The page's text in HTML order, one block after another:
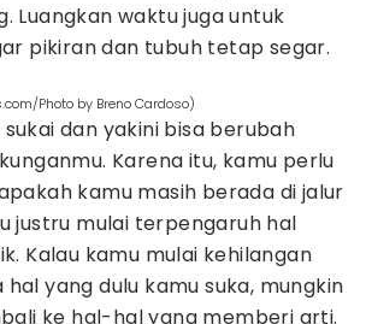
Luangkan waktu juga untuk
pikiran dan tubuh tetap segar.
Photo by Breno Cardoso)
dan yakini bisa berubah
Karena itu, kamu perlu
kamu masih berada di jalur
justru mulai terpengaruh hal
Kalau kamu mulai kehilangan
yang dulu kamu suka, mungkin
ke hal-hal yang memberi arti.